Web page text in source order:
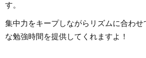
す。
集中力をキープしながらリズムに合わ
な勉強時間を提供してくれますよ！